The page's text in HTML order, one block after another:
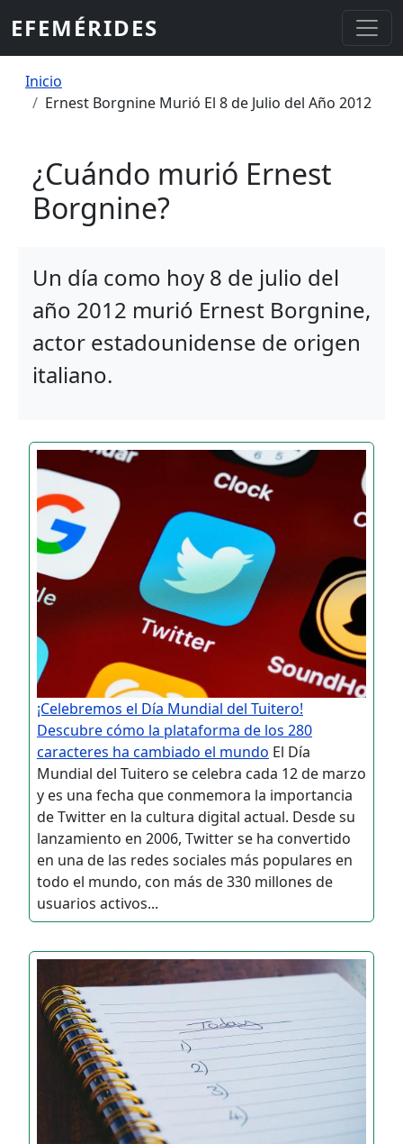
EFEMÉRIDES
Sobrescribir enlaces de ayuda a la
Inicio
Ernest Borgnine Murió El 8 de Julio del Año 2012
¿Cuándo murió Ernest
Borgnine?
Un día como hoy 8 de julio del
año 2012 murió Ernest Borgnine,
actor estadounidense de origen
italiano.
¡Celebremos el Día Mundial del Tuitero!
Descubre cómo la plataforma de los 280
caracteres ha cambiado el mundo El Día
Mundial del Tuitero se celebra cada 12 de marzo
y es una fecha que conmemora la importancia
de Twitter en la cultura digital actual. Desde su
lanzamiento en 2006, Twitter se ha convertido
en una de las redes sociales más populares en
todo el mundo, con más de 330 millones de
usuarios activos...